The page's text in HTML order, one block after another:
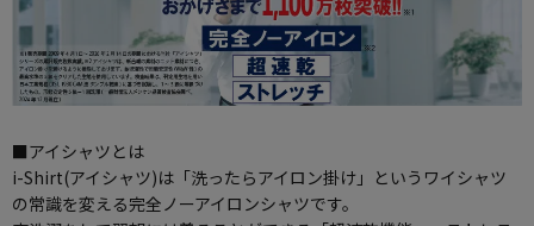
■アイシャツとは
i-Shirt(アイシャツ)は「洗ったらアイロン掛け」というワイシャツ
の常識を変える完全ノーアイロンシャツです。